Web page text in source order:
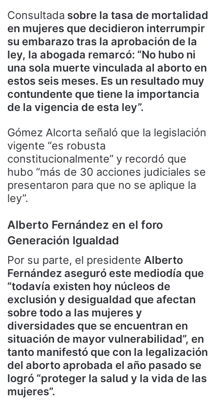
Consultada sobre la tasa de mortalidad
en mujeres que decidieron interrumpir
su embarazo tras la aprobación de la
ley, la abogada remarcó: “No hubo ni
una sola muerte vinculada al aborto en
estos seis meses. Es un resultado muy
contundente que tiene la importancia
de la vigencia de esta ley”.
Gómez Alcorta señaló que la legislación
vigente “es robusta
constitucionalmente” y recordó que
hubo “más de 30 acciones judiciales se
presentaron para que no se aplique la
ley”.
Alberto Fernández en el foro
Generación Igualdad
Por su parte, el presidente Alberto
Fernández aseguró este mediodía que
“todavía existen hoy núcleos de
exclusión y desigualdad que afectan
sobre todo a las mujeres y
diversidades que se encuentran en
situación de mayor vulnerabilidad”, en
tanto manifestó que con la legalización
del aborto aprobada el año pasado se
logró “proteger la salud y la vida de las
mujeres”.